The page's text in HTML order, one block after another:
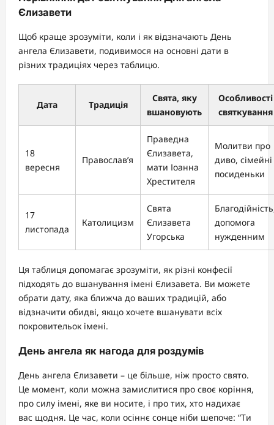
Єлизавети
Щоб краще зрозуміти, коли і як відзначають День
ангела Єлизавети, подивимося на основні дати в
різних традиціях через таблицю.
Дата Традиція
Свята, яку
вшановують
Особливості
святкування
18
вересня
Православ’я
Праведна
Єлизавета,
мати Іоанна
Хрестителя
Молитви про
диво, сімейні
посиденьки
17
листопада
Католицизм
Свята
Єлизавета
Угорська
допомога
нужденним
Ця таблиця допомагає зрозуміти, як різні конфесії
підходять до вшанування імені Єлизавета. Ви можете
обрати дату, яка ближча до ваших традицій, або
відзначити обидві, якщо хочете вшанувати всіх
покровительок імені.
День ангела як нагода для роздумів
День ангела Єлизавети – це більше, ніж просто свято.
Це момент, коли можна замислитися про своє коріння,
про силу імені, яке ви носите, і про тих, хто надихає
вас щодня. Це час, коли осіннє сонце ніби шепоче: “Ти